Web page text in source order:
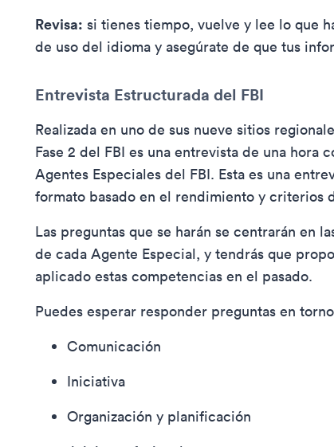
Revisa: si tienes tiempo, vuelve y lee lo que
de uso del idioma y asegúrate de que tus
Entrevista Estructurada del FBI
Realizada en uno de sus nueve sitios
Fase 2 del FBI es una entrevista de una hora
Agentes Especiales del FBI. Esta es una
formato basado en el rendimiento y criterios
Las preguntas que se harán se centrarán en
de cada Agente Especial, y tendrás que
aplicado estas competencias en el pasado.
Puedes esperar responder preguntas en
Comunicación
Iniciativa
Organización y planificación